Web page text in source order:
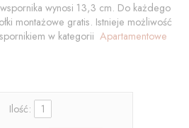
wspornika wynosi 13,3 cm. Do każdego
montażowe gratis. Istnieje możliwość
w kategorii Apartamentowe
Ilość: